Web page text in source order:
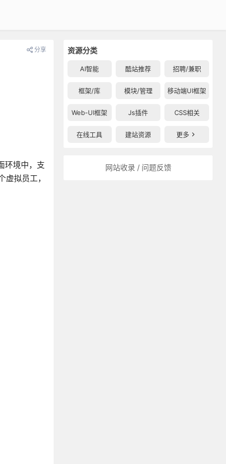
资源分类
AI智能 酷站推荐 招聘/兼职
框架/库 模块/管理 移动端UI框架
Web-UI框架 Js插件 CSS相关
在线工具 建站资源 更多
网站收录 / 问题反馈
分享
环境中，支
拟员工，